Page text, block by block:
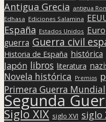
Antigua Grecia antigua
Edhasa Ediciones Salamina
España Estados Unidos
guerra Guerra civil
Historia de España histórica
Japón libros literatura
Novela histórica Premios
Primera Guerra Mundial
Segunda
Siglo XIX siglo XVI siglo